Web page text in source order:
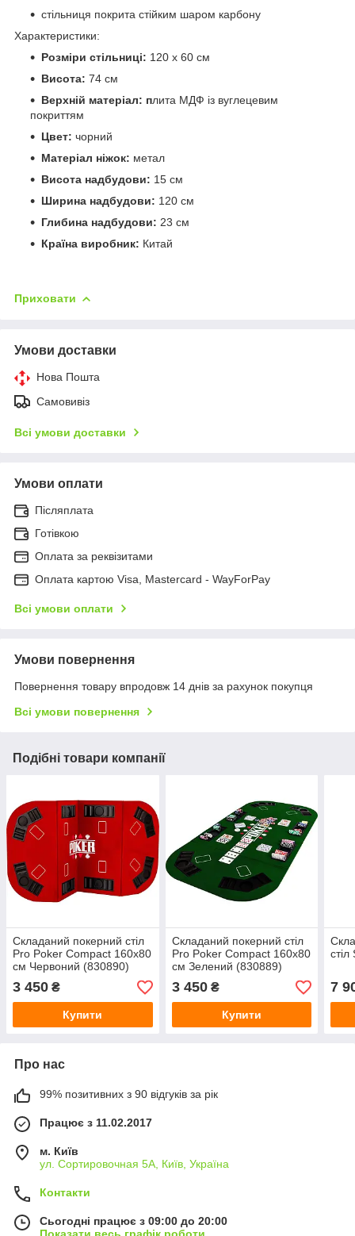
стільниця покрита стійким шаром карбону
Характеристики:
Розміри стільниці: 120 х 60 см
Висота: 74 см
Верхній матеріал: плита МДФ із вуглецевим
покриттям
Цвет: чорний
Матеріал ніжок: метал
Висота надбудови: 15 см
Ширина надбудови: 120 см
Глибина надбудови: 23 см
Країна виробник: Китай
Приховати
Умови доставки
Нова Пошта
Самовивіз
Всі умови доставки
Умови оплати
Післяплата
Готівкою
Оплата за реквізитами
Оплата картою Visa, Mastercard - WayForPay
Всі умови оплати
Умови повернення
Повернення товару впродовж 14 днів за рахунок покупця
Всі умови повернення
Подібні товари компанії
Складаний покерний стіл
Pro Poker Compact 160x80
см Червоний (830890)
3 450 ₴
Купити
Складаний покерний стіл
Pro Poker Compact 160x80
см Зелений (830889)
3 450₴
Купити
7
Про нас
99% позитивних з 90 відгуків за рік
Працює з 11.02.2017
м. Київ
ул. Сортировочная 5А, Київ, Україна
Контакти
Сьогодні працює з 09:00 до 20:00